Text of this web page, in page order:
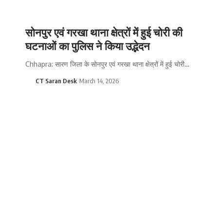
सोनपुर एवं गरखा थाना क्षेत्रों में हुई चोरी की
घटनाओं का पुलिस ने किया उद्भेदन
Chhapra: सारण जिला के सोनपुर एवं गरखा थाना क्षेत्रों में हुई चोरी…
CT Saran Desk March 14, 2026